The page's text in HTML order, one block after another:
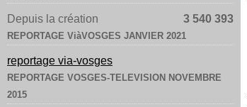
Depuis la création 3 540 393
REPORTAGE ViàVOSGES JANVIER 2021
reportage via-vosges
REPORTAGE VOSGES-TELEVISION NOVEMBRE
2015